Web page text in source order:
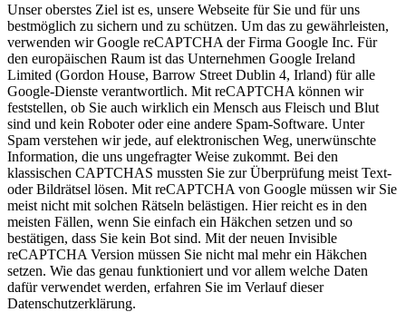
Unser oberstes Ziel ist es, unsere Webseite für Sie und für uns
bestmöglich zu sichern und zu schützen. Um das zu gewährleisten,
verwenden wir Google reCAPTCHA der Firma Google Inc. Für
den europäischen Raum ist das Unternehmen Google Ireland
Limited (Gordon House, Barrow Street Dublin 4, Irland) für alle
Google-Dienste verantwortlich. Mit reCAPTCHA können wir
feststellen, ob Sie auch wirklich ein Mensch aus Fleisch und Blut
sind und kein Roboter oder eine andere Spam-Software. Unter
Spam verstehen wir jede, auf elektronischen Weg, unerwünschte
Information, die uns ungefragter Weise zukommt. Bei den
klassischen CAPTCHAS mussten Sie zur Überprüfung meist Text-
oder Bildrätsel lösen. Mit reCAPTCHA von Google müssen wir Sie
meist nicht mit solchen Rätseln belästigen. Hier reicht es in den
meisten Fällen, wenn Sie einfach ein Häkchen setzen und so
bestätigen, dass Sie kein Bot sind. Mit der neuen Invisible
reCAPTCHA Version müssen Sie nicht mal mehr ein Häkchen
setzen. Wie das genau funktioniert und vor allem welche Daten
dafür verwendet werden, erfahren Sie im Verlauf dieser
Datenschutzerklärung.